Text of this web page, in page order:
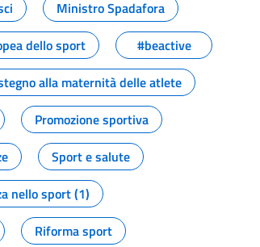
Ministro Spadafora
dello sport
#beactive
alla maternità delle atlete
Promozione sportiva
Sport e salute
nello sport (1)
Riforma sport